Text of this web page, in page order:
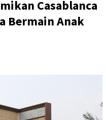
Casablanca
Bermain Anak